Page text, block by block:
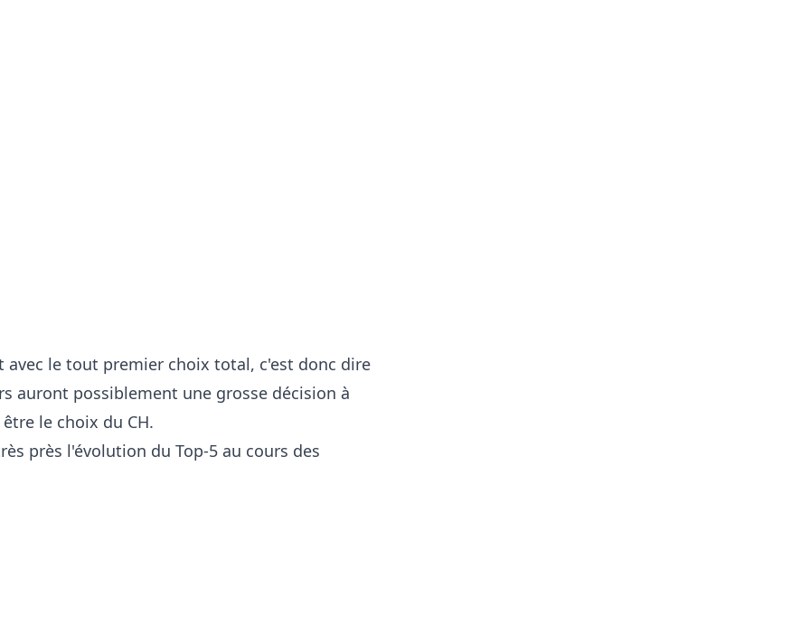
avec le tout premier choix total, c'est donc dire
auront possiblement une grosse décision à
le choix du CH.
près l'évolution du Top-5 au cours des